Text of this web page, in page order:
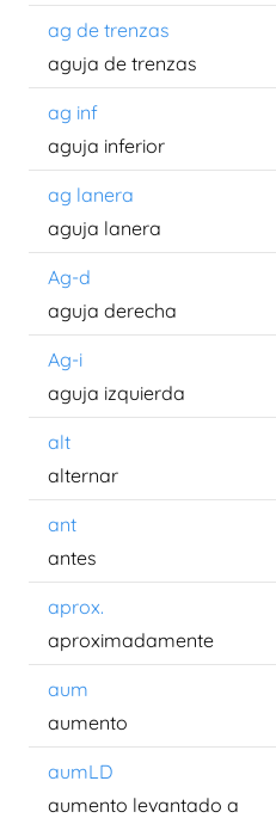
ag de trenzas
aguja de trenzas
ag inf
aguja inferior
ag lanera
aguja lanera
Ag-d
aguja derecha
Ag-i
aguja izquierda
alt
alternar
ant
antes
aprox.
aproximadamente
aum
aumento
aumLD
aumento levantado a